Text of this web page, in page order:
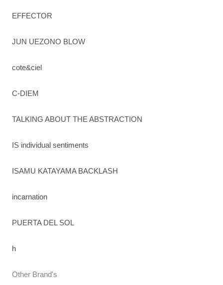
EFFECTOR
JUN UEZONO BLOW
cote&ciel
C-DIEM
TALKING ABOUT THE ABSTRACTION
IS individual sentiments
ISAMU KATAYAMA BACKLASH
incarnation
PUERTA DEL SOL
h
Other Brand's